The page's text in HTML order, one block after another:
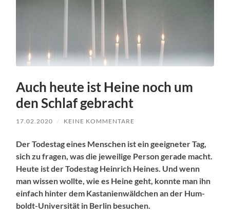
Auch heute ist Heine noch um
den Schlaf gebracht
17.02.2020 / KEINE KOMMENTARE
Der Todestag eines Men­schen ist ein geeigneter Tag,
sich zu fra­gen, was die jew­eilige Per­son ger­ade macht.
Heute ist der Todestag Hein­rich Heines. Und wenn
man wis­sen wollte, wie es Heine geht, kon­nte man ihn
ein­fach hin­ter dem Kas­tanien­wäld­chen an der Hum­
boldt-Uni­ver­sität in Berlin besuchen.